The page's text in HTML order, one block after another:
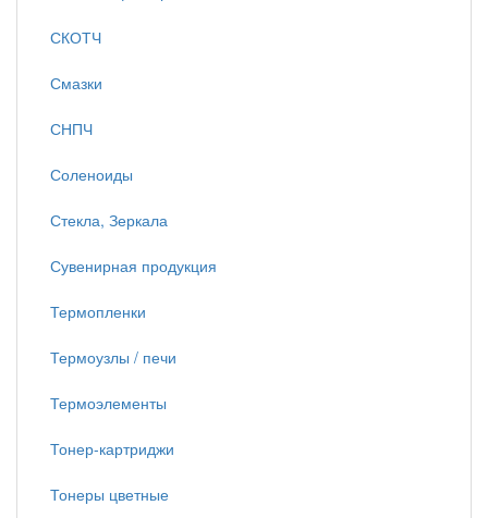
СКОТЧ
Смазки
СНПЧ
Соленоиды
Стекла, Зеркала
Сувенирная продукция
Термопленки
Термоузлы / печи
Термоэлементы
Тонер-картриджи
Тонеры цветные